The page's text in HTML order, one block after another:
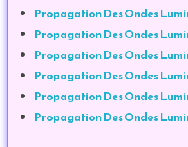
Propagation Des Ondes
Propagation Des Ondes
Propagation Des Ondes
Propagation Des Ondes
Propagation Des Ondes
Propagation Des Ondes